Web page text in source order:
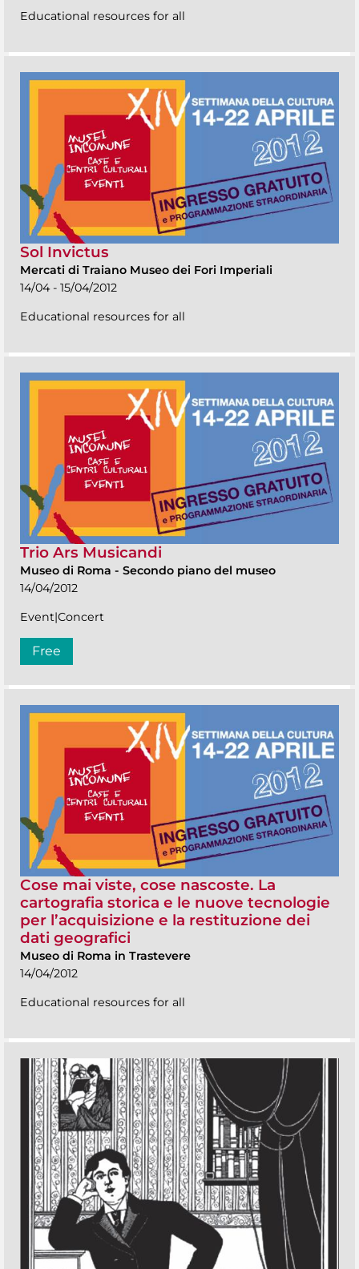
Educational resources for all
Sol Invictus
Mercati di Traiano Museo dei Fori Imperiali
14/04 - 15/04/2012
Educational resources for all
Trio Ars Musicandi
Museo di Roma - Secondo piano del museo
14/04/2012
Event|Concert
Free
Cose mai viste, cose nascoste. La
cartografia storica e le nuove tecnologie
per l’acquisizione e la restituzione dei
dati geografici
Museo di Roma in Trastevere
14/04/2012
Educational resources for all